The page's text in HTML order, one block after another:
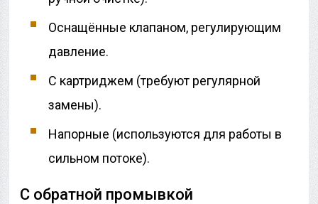
Оснащённые клапаном, регулирующим
давление.
С картриджем (требуют регулярной
замены).
Напорные (используются для работы в
сильном потоке).
С обратной промывкой